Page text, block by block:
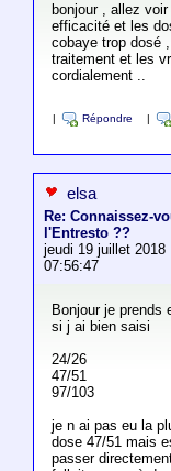
bonjour , allez
efficacité et les
cobaye trop dosé
traitement et les
cordialement ..
Répondre
elsa
Re: Connaissez-
l'Entresto ??
jeudi 19 juillet 2018
07:56:47
Bonjour je prends
si j ai bien saisi
24/26
47/51
97/103
je n ai pas eu la
dose 47/51 mais
passer